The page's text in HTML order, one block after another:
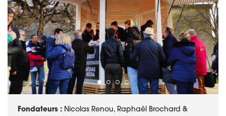
Fondateurs : Nicolas Renou, Raphaël Brochard &